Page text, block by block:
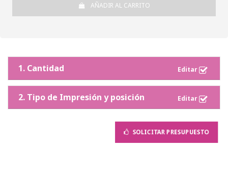
AÑADIR AL CARRITO
1. Cantidad
2. Tipo de Impresión y posición
SOLICITAR PRESUPUESTO